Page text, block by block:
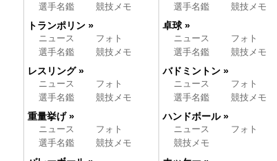
選手名鑑
競技メモ
トランポリン »
ニュース
フォト
選手名鑑
競技メモ
レスリング »
ニュース
フォト
選手名鑑
競技メモ
重量挙げ »
ニュース
フォト
選手名鑑
競技メモ
選手名鑑
競技メモ
卓球 »
ニュース
フォト
選手名鑑
競技メモ
バドミントン »
ニュース
フォト
選手名鑑
競技メモ
ハンドボール »
ニュース
フォト
競技メモ